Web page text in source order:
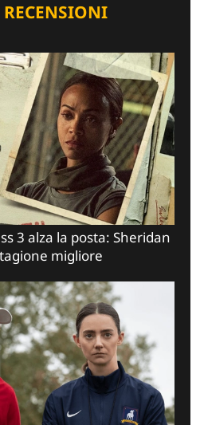
3 alza la posta: Sheridan
migliore